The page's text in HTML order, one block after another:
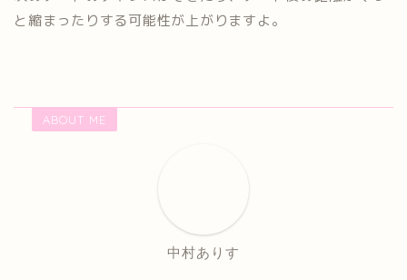
と縮まったりする可能性が上がりますよ。
ABOUT ME
中村ありす